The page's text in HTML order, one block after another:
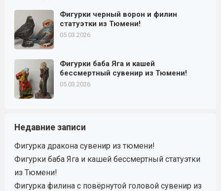
Фигурки черный ворон и филин
статуэтки из Тюмени!
05.03.2026
Фигурки баба Яга и кашей
бессмертный сувенир из Тюмени!
05.03.2026
Недавние записи
Фигурка дракона сувенир из тюмени!
Фигурки баба Яга и кашей бессмертный статуэтки
из Тюмени!
Фигурка филина с повёрнутой головой сувенир из